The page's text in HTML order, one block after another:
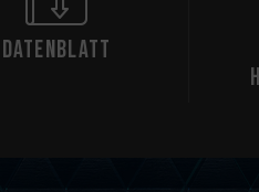
Datenblatt